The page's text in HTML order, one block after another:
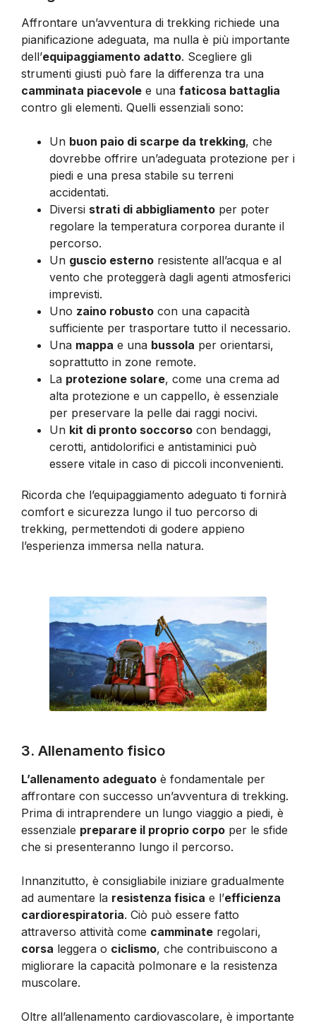
Affrontare un’avventura di trekking richiede una
pianificazione adeguata, ma nulla è più importante
dell’equipaggiamento adatto. Scegliere gli
strumenti giusti può fare la differenza tra una
camminata piacevole e una faticosa battaglia
contro gli elementi. Quelli essenziali sono:
Un buon paio di scarpe da trekking, che
dovrebbe offrire un’adeguata protezione per i
piedi e una presa stabile su terreni
accidentati.
Diversi strati di abbigliamento per poter
regolare la temperatura corporea durante il
percorso.
Un guscio esterno resistente all’acqua e al
vento che proteggerà dagli agenti atmosferici
imprevisti.
Uno zaino robusto con una capacità
sufficiente per trasportare tutto il necessario.
Una mappa e una bussola per orientarsi,
soprattutto in zone remote.
La protezione solare, come una crema ad
alta protezione e un cappello, è essenziale
per preservare la pelle dai raggi nocivi.
Un kit di pronto soccorso con bendaggi,
cerotti, antidolorifici e antistaminici può
essere vitale in caso di piccoli inconvenienti.
Ricorda che l’equipaggiamento adeguato ti fornirà
comfort e sicurezza lungo il tuo percorso di
trekking, permettendoti di godere appieno
l’esperienza immersa nella natura.
3. Allenamento fisico
L’allenamento adeguato è fondamentale per
affrontare con successo un’avventura di trekking.
Prima di intraprendere un lungo viaggio a piedi, è
essenziale preparare il proprio corpo per le sfide
che si presenteranno lungo il percorso.
Innanzitutto, è consigliabile iniziare gradualmente
ad aumentare la resistenza fisica e l’efficienza
cardiorespiratoria. Ciò può essere fatto
attraverso attività come camminate regolari,
corsa leggera o ciclismo, che contribuiscono a
migliorare la capacità polmonare e la resistenza
muscolare.
Oltre all’allenamento cardiovascolare, è importante